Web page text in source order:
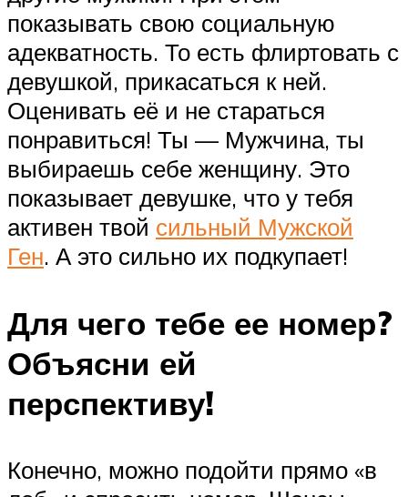
показывать свою социальную
адекватность. То есть флиртовать с
девушкой, прикасаться к ней.
Оценивать её и не стараться
понравиться! Ты — Мужчина, ты
выбираешь себе женщину. Это
показывает девушке, что у тебя
активен твой сильный Мужской
Ген. А это сильно их подкупает!
Для чего тебе ее номер?
Объясни ей
перспективу!
Конечно, можно подойти прямо «в